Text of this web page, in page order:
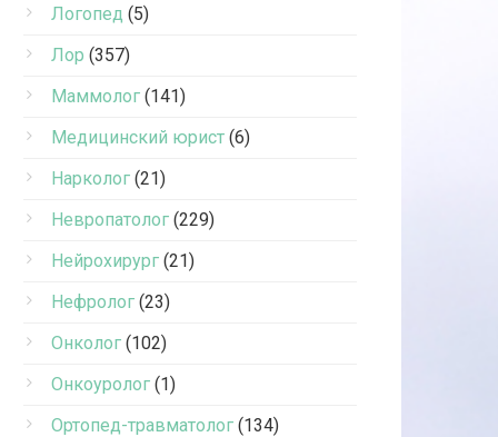
Логопед (5)
Лор (357)
Маммолог (141)
Медицинский юрист (6)
Нарколог (21)
Невропатолог (229)
Нейрохирург (21)
Нефролог (23)
Онколог (102)
Онкоуролог (1)
Ортопед-травматолог (134)